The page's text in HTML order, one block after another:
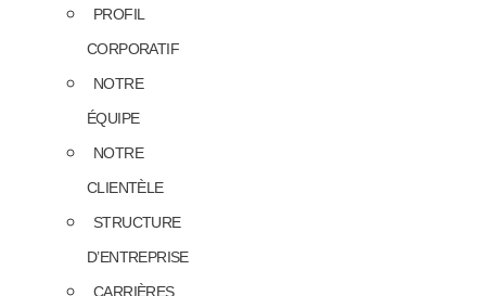
PROFIL
CORPORATIF
NOTRE
ÉQUIPE
NOTRE
CLIENTÈLE
STRUCTURE
D’ENTREPRISE
CARRIÈRES